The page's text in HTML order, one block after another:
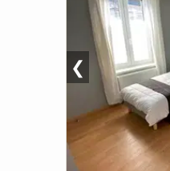
❮